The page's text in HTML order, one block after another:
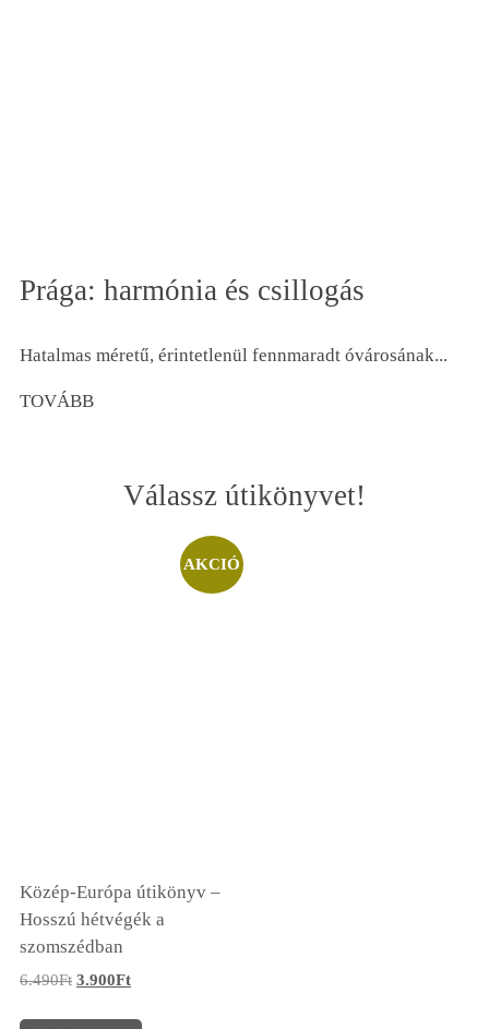
Prága: harmónia és csillogás
Hatalmas méretű, érintetlenül fennmaradt óvárosának...
TOVÁBB
Válassz útikönyvet!
AKCIÓ
Közép-Európa útikönyv –
Hosszú hétvégék a
szomszédban
6.490Ft 3.900Ft